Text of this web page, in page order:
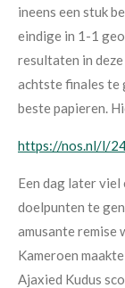
ineens een stuk
eindige in 1-1
resultaten in
achtste finales te
beste papieren.
https://nos.nl/l/
Een dag later viel
doelpunten te
amusante remise
Kameroen
Ajaxied Kudus